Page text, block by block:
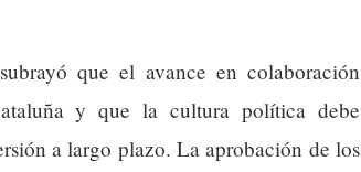
que el avance en colaboración
y que la cultura política debe
a largo plazo. La aprobación de los